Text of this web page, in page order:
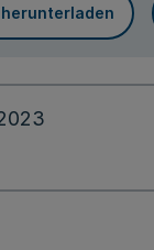
herunterladen